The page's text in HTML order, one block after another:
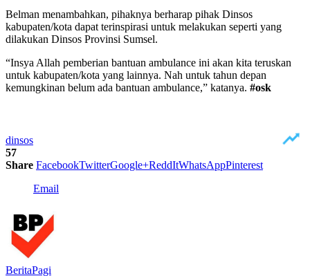
Belman menambahkan, pihaknya berharap pihak Dinsos
kabupaten/kota dapat terinspirasi untuk melakukan seperti yang
dilakukan Dinsos Provinsi Sumsel.
“Insya Allah pemberian bantuan ambulance ini akan kita teruskan
untuk kabupaten/kota yang lainnya. Nah untuk tahun depan
kemungkinan belum ada bantuan ambulance,” katanya. #osk
dinsos
57
Share FacebookTwitterGoogle+ReddItWhatsAppPinterest
Email
BeritaPagi